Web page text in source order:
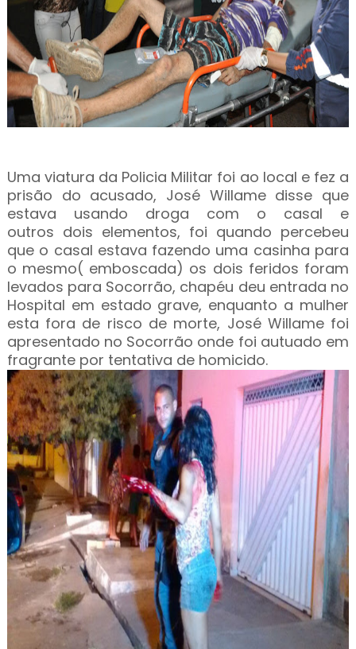
Uma viatura da Policia Militar foi ao local e fez a
prisão do acusado, José Willame disse que
estava usando droga com o casal e
outros dois elementos, foi quando percebeu
que o casal estava fazendo uma casinha para
o mesmo( emboscada) os dois feridos foram
levados para Socorrão, chapéu deu entrada no
Hospital em estado grave, enquanto a mulher
esta fora de risco de morte, José Willame foi
apresentado no Socorrão onde foi autuado em
fragrante por tentativa de homicido.